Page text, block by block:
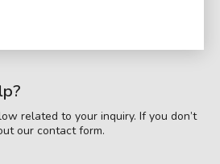
related to your inquiry. If you don’t
our contact form.